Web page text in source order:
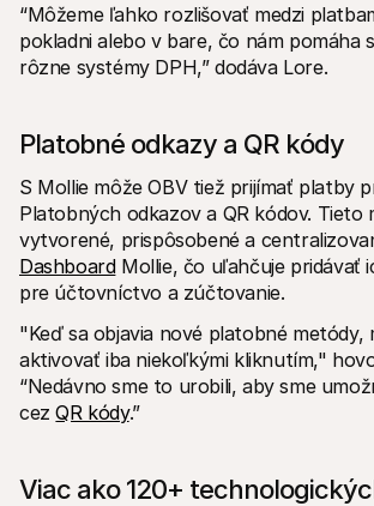
“Môžeme ľahko rozlišovať medzi
pokladni alebo v bare, čo nám pomáha
rôzne systémy DPH,” dodáva Lore.
Platobné odkazy a QR kódy
S Mollie môže OBV tiež prijímať platby
Platobných odkazov a QR kódov. Tieto
Dashboard Mollie, čo uľahčuje pridávať
pre účtovníctvo a zúčtovanie.
"Keď sa objavia nové platobné metódy,
aktivovať iba niekoľkými kliknutím,"
“Nedávno sme to urobili, aby sme
cez QR kódy.”
Viac ako 120+